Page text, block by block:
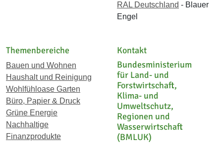
RAL Deutschland - Blauer
Engel
Themenbereiche
Bauen und Wohnen
Haushalt und Reinigung
Wohlfühloase Garten
Büro, Papier & Druck
Grüne Energie
Nachhaltige
Finanzprodukte
Kontakt
Bundesministerium
für Land- und
Forstwirtschaft,
Klima- und
Umweltschutz,
Regionen und
Wasserwirtschaft
(BMLUK)